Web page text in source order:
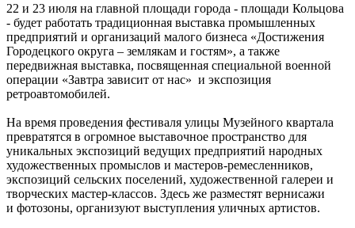
22 и 23 июля на главной площади города - площади Кольцова
- будет работать традиционная выставка промышленных
предприятий и организаций малого бизнеса «Достижения
Городецкого округа – землякам и гостям», а также
передвижная выставка, посвященная специальной военной
операции «Завтра зависит от нас» и экспозиция
ретроавтомобилей.
На время проведения фестиваля улицы Музейного квартала
превратятся в огромное выставочное пространство для
уникальных экспозиций ведущих предприятий народных
художественных промыслов и мастеров-ремесленников,
экспозиций сельских поселений, художественной галереи и
творческих мастер-классов. Здесь же разместят вернисажи
и фотозоны, организуют выступления уличных артистов.